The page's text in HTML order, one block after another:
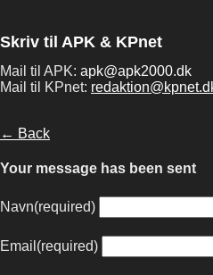
Skriv til APK & KPnet
Mail til APK: apk@apk2000.dk
Mail til KPnet:
← Back
Your message has been sent
Navn(required)
Email (required)